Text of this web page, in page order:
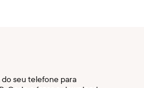
do seu telefone para